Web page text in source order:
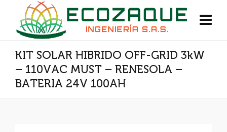
KIT SOLAR HIBRIDO OFF-GRID 3kW
– 110VAC MUST – RENESOLA –
BATERIA 24V 100AH